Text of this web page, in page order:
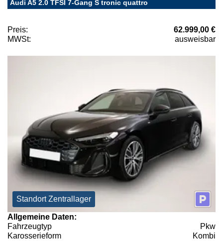
Audi A5 2.0 TFSI 7-Gang S tronic quattro
Preis:
62.999,00 €
MWSt:
ausweisbar
Standort Zentrallager
Allgemeine Daten:
Fahrzeugtyp
Pkw
Karosserieform
Kombi